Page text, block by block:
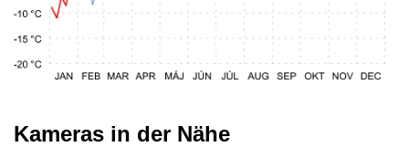
Kameras in der Nähe